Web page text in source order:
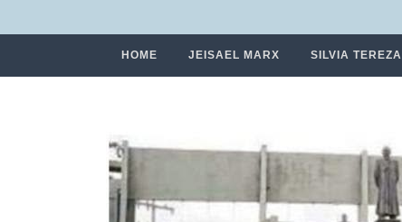
HOME JEISAEL MARX SILVIA TEREZA